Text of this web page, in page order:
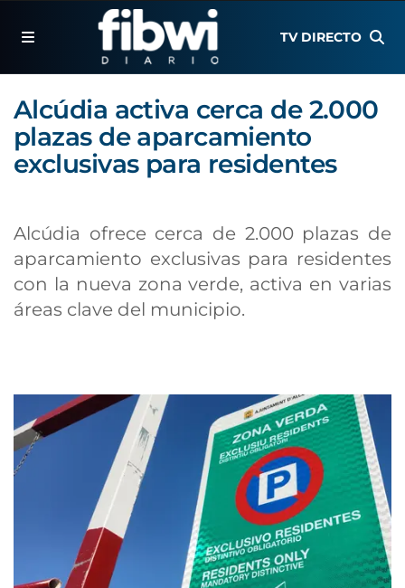
TV DIRECTO
Alcúdia activa cerca de 2.000
plazas de aparcamiento
exclusivas para residentes
Alcúdia ofrece cerca de 2.000 plazas de
aparcamiento exclusivas para residentes
con la nueva zona verde, activa en varias
áreas clave del municipio.